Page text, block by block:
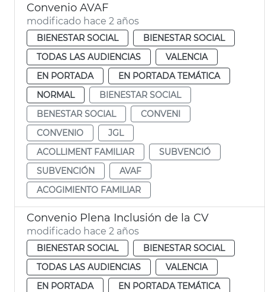
Convenio AVAF
modificado hace 2 años
BIENESTAR SOCIAL
BIENESTAR SOCIAL
TODAS LAS AUDIENCIAS
VALENCIA
EN PORTADA
EN PORTADA TEMÁTICA
NORMAL
BIENESTAR SOCIAL
BENESTAR SOCIAL
CONVENI
CONVENIO
JGL
ACOLLIMENT FAMILIAR
SUBVENCIÓ
SUBVENCIÓN
AVAF
ACOGIMIENTO FAMILIAR
Convenio Plena Inclusión de la CV
modificado hace 2 años
BIENESTAR SOCIAL
BIENESTAR SOCIAL
TODAS LAS AUDIENCIAS
VALENCIA
EN PORTADA
EN PORTADA TEMÁTICA